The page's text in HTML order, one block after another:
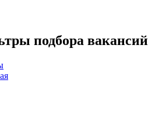
подбора вакансий